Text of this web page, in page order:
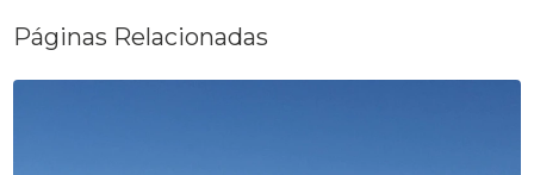
Páginas Relacionadas